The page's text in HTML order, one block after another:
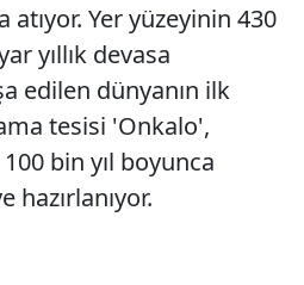
Yer yüzeyinin 430
yıllık devasa
edilen dünyanın ilk
tesisi 'Onkalo',
bin yıl boyunca
hazırlanıyor.